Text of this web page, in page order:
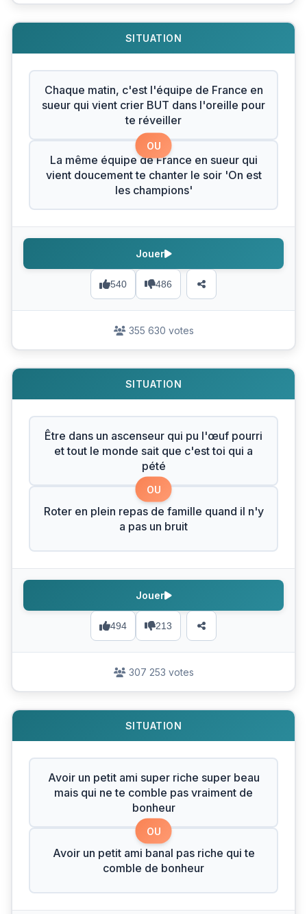
SITUATION
Chaque matin, c'est l'équipe de France en
sueur qui vient crier BUT dans l'oreille pour
te réveiller
OU
La même équipe de France en sueur qui
vient doucement te chanter le soir 'On est
les champions'
540 486
Jouer
355 630 votes
SITUATION
Être dans un ascenseur qui pu l'œuf pourri
et tout le monde sait que c'est toi qui a
pété
OU
Roter en plein repas de famille quand il n'y
a pas un bruit
494 213
Jouer
307 253 votes
SITUATION
Avoir un petit ami super riche super beau
mais qui ne te comble pas vraiment de
bonheur
OU
Avoir un petit ami banal pas riche qui te
comble de bonheur